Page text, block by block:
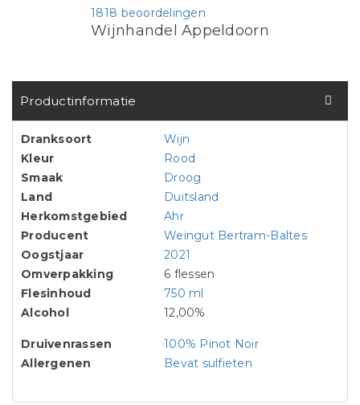
Wijnhandel Appeldoorn
1818 beoordelingen
Productinformatie
Dranksoort
Wijn
Kleur
Rood
Smaak
Droog
Land
Duitsland
Herkomstgebied
Ahr
Producent
Weingut Bertram-Baltes
Oogstjaar
2021
Omverpakking
6 flessen
Flesinhoud
750 ml
Alcohol
12,00%
Druivenrassen
100% Pinot Noir
Allergenen
Bevat sulfieten